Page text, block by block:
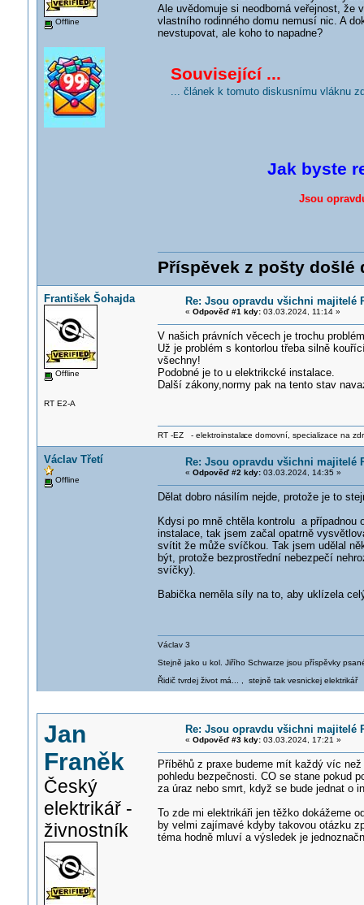
Offline
Ale uvědomuje si neodborná veřejnost, že
vlastního rodinného domu nemusí nic. A
nevstupovat, ale koho to napadne?
Související ...
... článek k tomuto diskusnímu vláknu
Jak byste
Jsou
Příspěvek z pošty došlé
František Šohajda
Offline
RT E2-A
Re: Jsou opravdu všichni majitelé
« Odpověď #1 kdy:03.03.2024, 11:14 »
V našich právních věcech je trochu
Už je problém s kontorlou třeba silně
všechny!
Podobné je to u elektrikcké instalace.
Další zákony,normy pak na tento stav
RT -EZ - elektroinstalace domovní, specializace na
Václav Třetí
Offline
Re: Jsou opravdu všichni majitelé
« Odpověď #2 kdy:03.03.2024, 14:35 »
Dělat dobro násilím nejde, protože je to
Kdysi po mně chtěla kontrolu a případnou
instalace, tak jsem začal opatrně
svítit že může svíčkou. Tak jsem udělal
být, protože bezprostřední nebezpečí
svíčky).
Babička neměla síly na to, aby uklízela
Václav 3
Stejně jako u kol. Jiřího Schwarze jsou příspěvky
Řidič tvrdej život má... , stejně tak vesnickej elektrikář
Jan
Franěk
Český
elektrikář -
živnostník
Re: Jsou opravdu všichni majitelé
« Odpověď #3 kdy:03.03.2024, 17:21 »
Příběhů z praxe budeme mít každý víc
pohledu bezpečnosti. CO se stane pokud
za úraz nebo smrt, když se bude jednat o
To zde mi elektrikáři jen těžko dokážeme
by velmi zajímavé kdyby takovou otázku
téma hodně mluví a výsledek je